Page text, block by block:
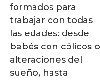
formados para
trabajar con todas
las edades: desde
bebés con cólicos o
alteraciones del
sueño, hasta